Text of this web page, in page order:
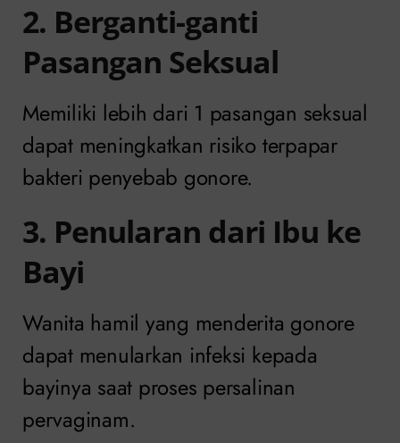
2. Berganti-ganti
Pasangan Seksual
Memiliki lebih dari 1 pasangan seksual
dapat meningkatkan risiko terpapar
bakteri penyebab gonore.
3. Penularan dari Ibu ke
Bayi
Wanita hamil yang menderita gonore
dapat menularkan infeksi kepada
bayinya saat proses persalinan
pervaginam.